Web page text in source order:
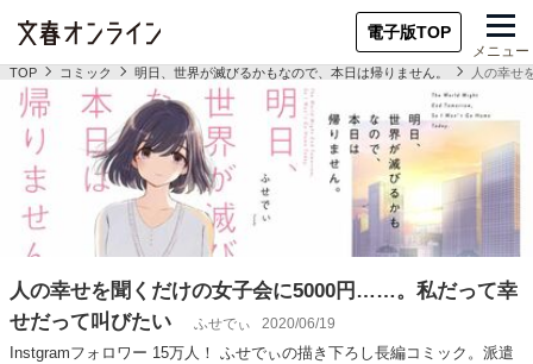
電子版TOP
メニュー
TOP コミック 明日、世界が滅びるかもなので、本日は帰りません。 人の幸せ
人の幸せを聞くだけの女子会に5000円……。私だって幸
せだって叫びたい
ふせでぃ 2020/06/19
Instgramフォロワー 15万人！ ふせでぃの描き下ろし長編コミック。派遣